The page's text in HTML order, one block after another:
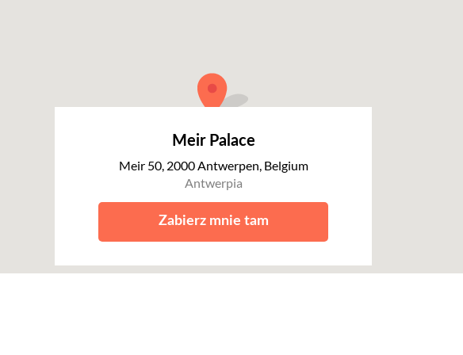
Meir Palace
Meir 50, 2000 Antwerpen, Belgium
Antwerpia
Zabierz mnie tam